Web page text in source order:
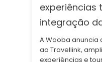
experiências
integração
A Wooba anuncia
ao Travellink,
experiências e